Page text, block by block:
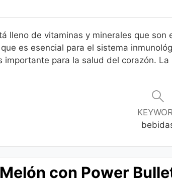
lleno de vitaminas y minerales que
es esencial para el sistema
importante para la salud del corazón.
con Power